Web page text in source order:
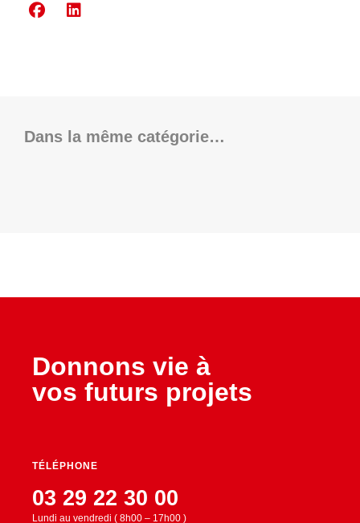
Dans la même catégorie…
Donnons vie à
vos futurs projets
TÉLÉPHONE
03 29 22 30 00
Lundi au vendredi ( 8h00 – 17h00 )